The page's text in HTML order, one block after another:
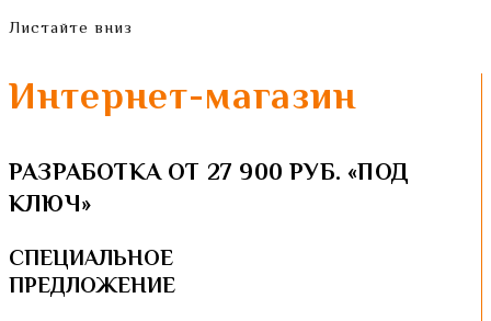
Листайте вниз
Интернет-магазин
РАЗРАБОТКА ОТ 27 900 РУБ. «ПОД
КЛЮЧ»
СПЕЦИАЛЬНОЕ
ПРЕДЛОЖЕНИЕ